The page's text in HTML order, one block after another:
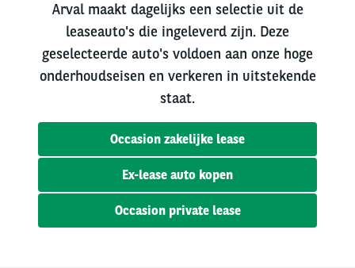
Arval maakt dagelijks een selectie uit de
leaseauto's die ingeleverd zijn. Deze
geselecteerde auto's voldoen aan onze hoge
onderhoudseisen en verkeren in uitstekende
staat.
Occasion zakelijke lease
Ex-lease auto kopen
Occasion private lease